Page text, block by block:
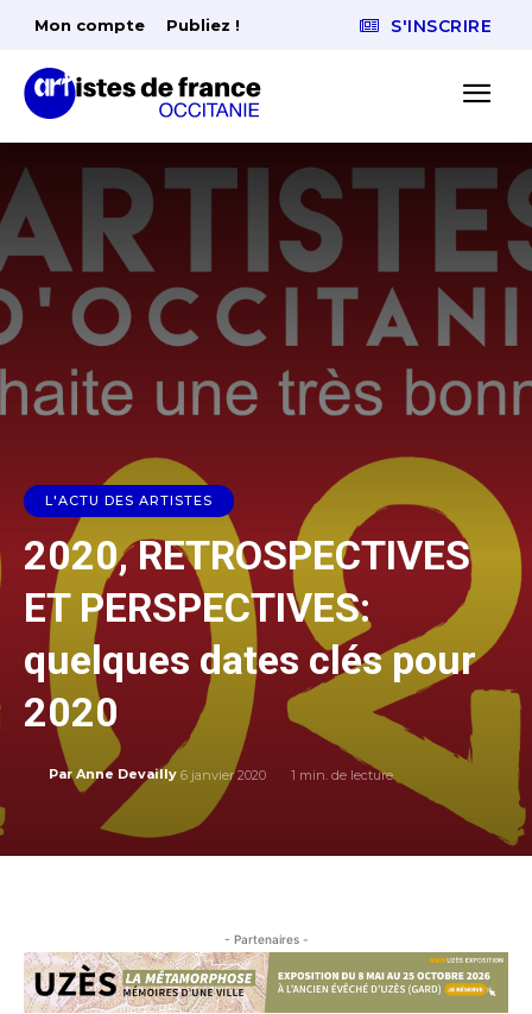
Mon compte Publiez ! S'INSCRIRE
L'ACTU DES ARTISTES
2020, RETROSPECTIVES
ET PERSPECTIVES:
quelques dates clés pour
2020
Par Anne Devailly 6 janvier 2020 1 min. de lecture
- Partenaires -